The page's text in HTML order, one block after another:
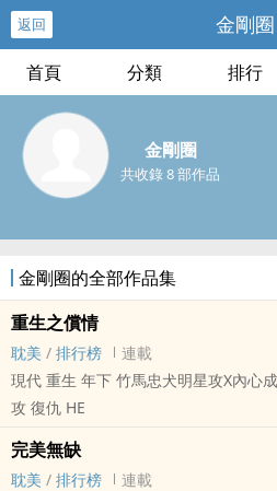
返回 金剛圈
首頁 分類 排行
金剛圈
共收錄 8 部作品
金剛圈的全部作品集
重生之償情
耽美 / 排行榜
連載
現代 重生 年下 竹馬忠犬明星攻X內心成熟腹黑受 有反攻 受寵攻 換渣
攻 復仇 HE
完美無缺
耽美 / 排行榜
連載